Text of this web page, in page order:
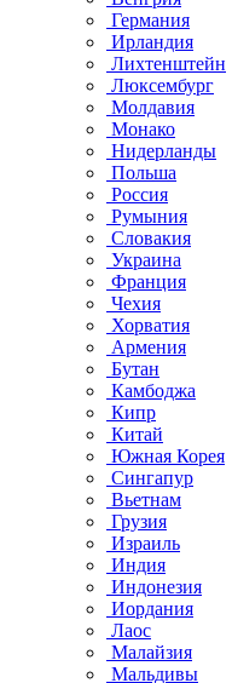
Германия
Ирландия
Лихтенштейн
Люксембург
Молдавия
Монако
Нидерланды
Польша
Россия
Румыния
Словакия
Украина
Франция
Чехия
Хорватия
Армения
Бутан
Камбоджа
Кипр
Китай
Южная Корея
Сингапур
Вьетнам
Грузия
Израиль
Индия
Индонезия
Иордания
Лаос
Малайзия
Мальдивы